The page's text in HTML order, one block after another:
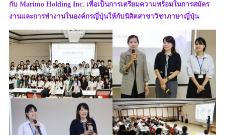
กับ Marimo Holding Inc. เพื่อเป็นการเตรียมความพร้อมในการสมัคร
งานและการทำงานในองค์กรญี่ปุ่นให้กับนิสิตสาขาวิชาภาษาญี่ปุ่น